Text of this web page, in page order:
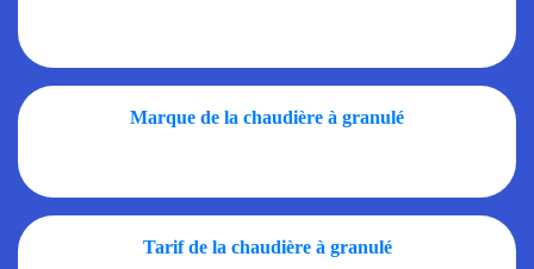
Marque de la chaudière à granulé
Tarif de la chaudière à granulé